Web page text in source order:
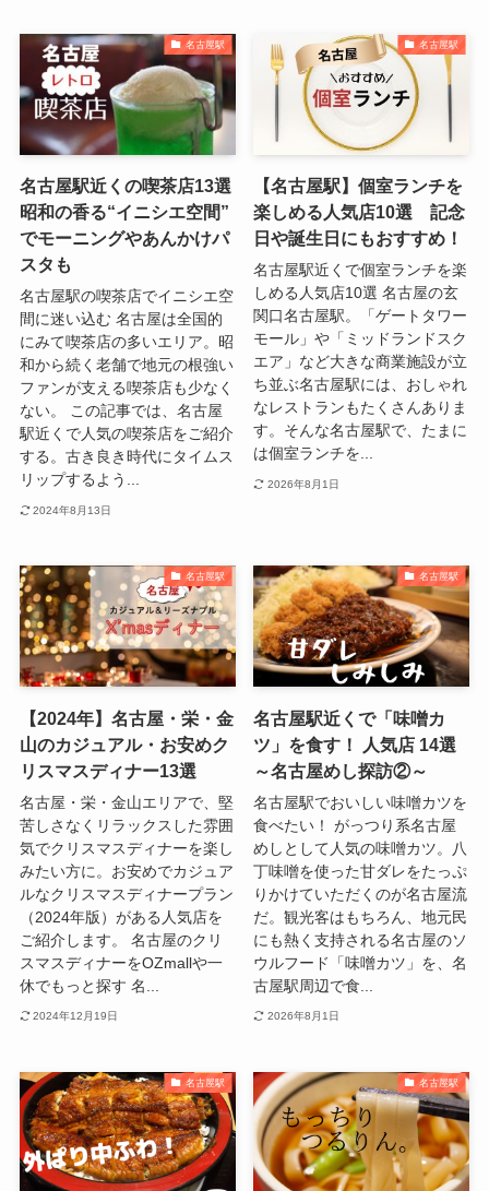
名古屋駅
名古屋駅近くの喫茶店13選
昭和の香る“イニシエ空間”
でモーニングやあんかけパ
スタも
名古屋駅の喫茶店でイニシエ空
間に迷い込む 名古屋は全国的
にみて喫茶店の多いエリア。昭
和から続く老舗で地元の根強い
ファンが支える喫茶店も少なく
ない。 この記事では、名古屋
駅近くで人気の喫茶店をご紹介
する。古き良き時代にタイムス
リップするよう...
2024年8月13日
名古屋駅
【名古屋駅】個室ランチを
楽しめる人気店10選 記念
日や誕生日にもおすすめ！
名古屋駅近くで個室ランチを楽
しめる人気店10選 名古屋の玄
関口名古屋駅。「ゲートタワー
モール」や「ミッドランドスク
エア」など大きな商業施設が立
ち並ぶ名古屋駅には、おしゃれ
なレストランもたくさんありま
す。そんな名古屋駅で、たまに
は個室ランチを...
2026年8月1日
名古屋駅
【2024年】名古屋・栄・金
山のカジュアル・お安めク
リスマスディナー13選
名古屋・栄・金山エリアで、堅
苦しさなくリラックスした雰囲
気でクリスマスディナーを楽し
みたい方に。お安めでカジュア
ルなクリスマスディナープラン
（2024年版）がある人気店を
ご紹介します。 名古屋のクリ
スマスディナーをOZmallや一
休でもっと探す 名...
2024年12月19日
名古屋駅
名古屋駅近くで「味噌カ
ツ」を食す！ 人気店 14選
～名古屋めし探訪②～
名古屋駅でおいしい味噌カツを
食べたい！ がっつり系名古屋
めしとして人気の味噌カツ。八
丁味噌を使った甘ダレをたっぷ
りかけていただくのが名古屋流
だ。観光客はもちろん、地元民
にも熱く支持される名古屋のソ
ウルフード「味噌カツ」を、名
古屋駅周辺で食...
2026年8月1日
名古屋駅 名古屋駅